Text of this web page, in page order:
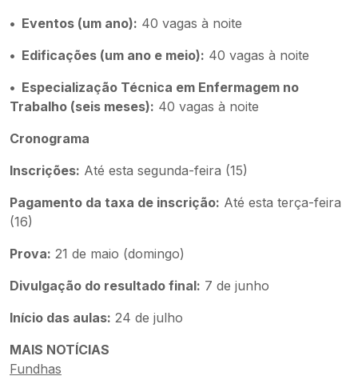
• Eventos (um ano): 40 vagas à noite
• Edificações (um ano e meio): 40 vagas à noite
• Especialização Técnica em Enfermagem no
Trabalho (seis meses): 40 vagas à noite
Cronograma
Inscrições: Até esta segunda-feira (15)
Pagamento da taxa de inscrição: Até esta terça-feira
(16)
Prova: 21 de maio (domingo)
Divulgação do resultado final: 7 de junho
Início das aulas: 24 de julho
MAIS NOTÍCIAS
Fundhas